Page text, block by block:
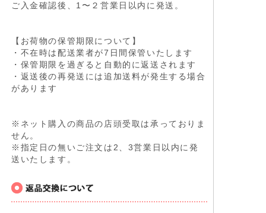
ご入金確認後、1〜２営業日以内に発送。
【お荷物の保管期限について】
・不在時は配送業者が7日間保管いたします
・保管期限を過ぎると自動的に返送されます
・返送後の再発送には追加送料が発生する場合
があります
※ネット購入の商品の店頭受取は承っておりま
せん。
※指定日の無いご注文は2、3営業日以内に発
送いたします。